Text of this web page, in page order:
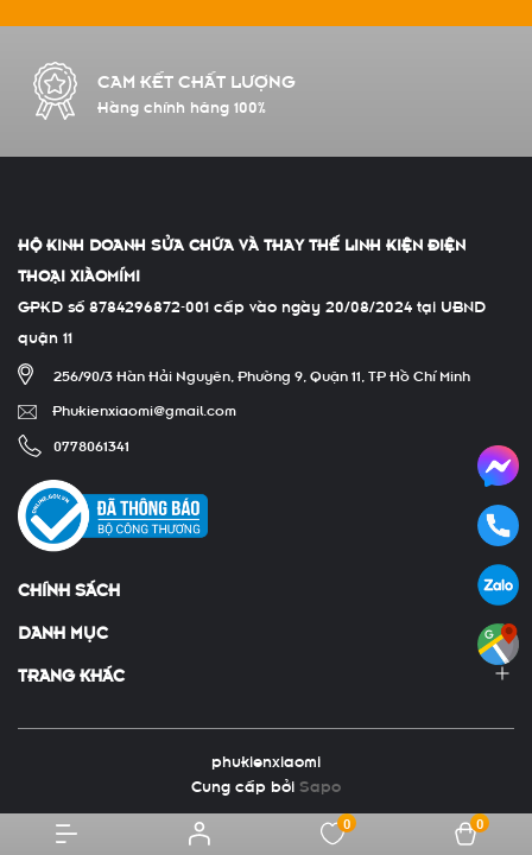
0 0
CAM KẾT CHẤT LƯỢNG
Hàng chính hãng 100%
HỘ KINH DOANH SỬA CHỮA VÀ THAY THẾ LINH KIỆN ĐIỆN
THOẠI XIÀOMÍMI
GPKD số 8784296872-001 cấp vào ngày 20/08/2024 tại UBND
quận 11
256/90/3 Hàn Hải Nguyên, Phường 9, Quận 11, TP Hồ Chí Minh
Phukienxiaomi@gmail.com
0778061341
CHÍNH SÁCH
DANH MỤC
TRANG KHÁC
phukienxiaomi
Cung cấp bởi Sapo